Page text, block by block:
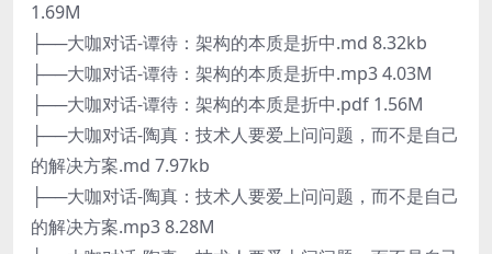
1.69M
├──大咖对话-谭待：架构的本质是折中.md 8.32kb
├──大咖对话-谭待：架构的本质是折中.mp3 4.03M
├──大咖对话-谭待：架构的本质是折中.pdf 1.56M
├──大咖对话-陶真：技术人要爱上问问题，而不是自己
的解决方案.md 7.97kb
├──大咖对话-陶真：技术人要爱上问问题，而不是自己
的解决方案.mp3 8.28M